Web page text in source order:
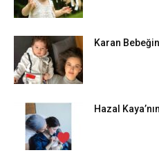
Karan
Hazal